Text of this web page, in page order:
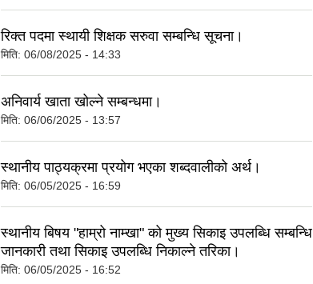
रिक्त पदमा स्थायी शिक्षक सरुवा सम्बन्धि सूचना।
मिति: 06/08/2025 - 14:33
अनिवार्य खाता खोल्ने सम्बन्धमा।
मिति: 06/06/2025 - 13:57
स्थानीय पाठ्यक्रमा प्रयोग भएका शब्दवालीको अर्थ।
मिति: 06/05/2025 - 16:59
स्थानीय बिषय "हाम्रो नाम्खा" को मुख्य सिकाइ उपलब्धि सम्बन्धि
जानकारी तथा सिकाइ उपलब्धि निकाल्ने तरिका।
मिति: 06/05/2025 - 16:52